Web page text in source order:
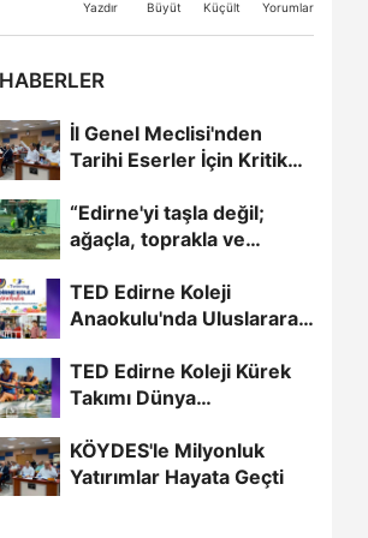
Yazdır Büyüt Küçült Yorumlar
İl Genel Meclisi'nden
Tarihi Eserler İçin Kritik
“Edirne'yi taşla değil;
ağaçla, toprakla ve
TED Edirne Koleji
Anaokulu'nda Uluslararası
TED Edirne Koleji Kürek
Takımı Dünya
Türkiye'yi...
KÖYDES'le Milyonluk
Yatırımlar Hayata Geçti